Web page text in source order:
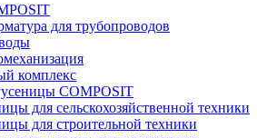
для трубопроводов
комплекс
COMPOSIT
для сельскохозяйственной техники
для строительной техники